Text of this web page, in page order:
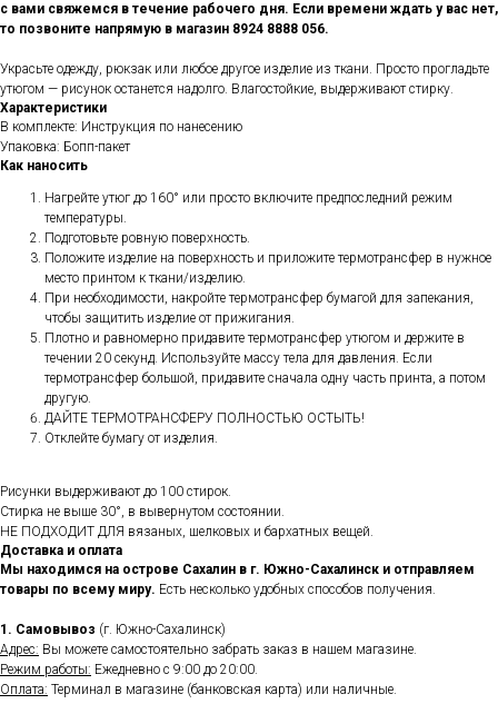
с вами свяжемся в течение рабочего дня. Если времени ждать у вас нет,
то позвоните напрямую в магазин 8924 8888 056.
Украсьте одежду, рюкзак или любое другое изделие из ткани. Просто прогладьте
утюгом — рисунок останется надолго. Влагостойкие, выдерживают стирку.
Характеристики
В комплекте: Инструкция по нанесению
Упаковка: Бопп-пакет
Как наносить
Нагрейте утюг до 160° или просто включите предпоследний режим
температуры.
Подготовьте ровную поверхность.
Положите изделие на поверхность и приложите термотрансфер в нужное
место принтом к ткани/изделию.
При необходимости, накройте термотрансфер бумагой для запекания,
чтобы защитить изделие от прижигания.
Плотно и равномерно придавите термотрансфер утюгом и держите в
течении 20 секунд. Используйте массу тела для давления. Если
термотрансфер большой, придавите сначала одну часть принта, а потом
другую.
ДАЙТЕ ТЕРМОТРАНСФЕРУ ПОЛНОСТЬЮ ОСТЫТЬ!
Отклейте бумагу от изделия.
Рисунки выдерживают до 100 стирок.
Стирка не выше 30°, в вывернутом состоянии.
НЕ ПОДХОДИТ ДЛЯ вязаных, шелковых и бархатных вещей.
Доставка и оплата
Мы находимся на острове Сахалин в г. Южно-Сахалинск и отправляем
товары по всему миру. Есть несколько удобных способов получения.
1. Самовывоз (г. Южно-Сахалинск)
Адрес: Вы можете самостоятельно забрать заказ в нашем магазине.
Режим работы: Ежедневно с 9:00 до 20:00.
Оплата: Терминал в магазине (банковская карта) или наличные.